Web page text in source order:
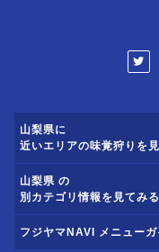
山梨県に
近いエリアの味覚狩りを
山梨県 の
別カテゴリ情報を見てみる
フジヤマNAVI メニューガ